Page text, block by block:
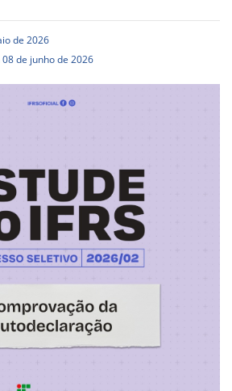
de 2026
de junho de 2026